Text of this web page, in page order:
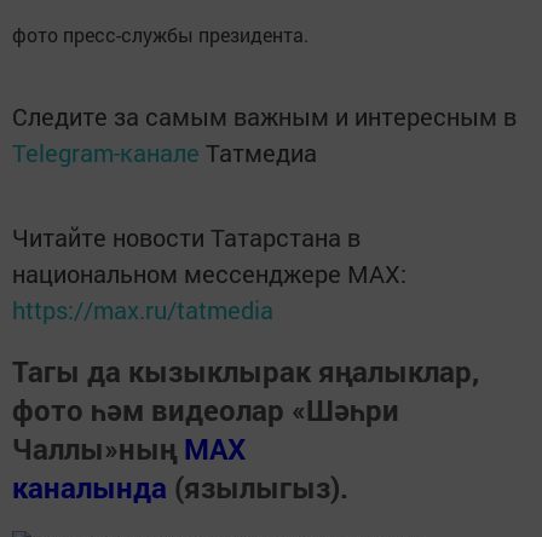
фото пресс-службы президента.
Следите за самым важным и интересным в
Telegram-канале Татмедиа
Читайте новости Татарстана в
национальном мессенджере MАХ:
https://max.ru/tatmedia
Тагы да кызыклырак яңалыклар,
фото һәм видеолар «Шәһри
Чаллы»ның MAX
каналында (язылыгыз).